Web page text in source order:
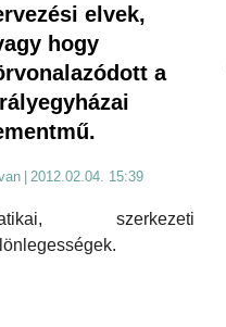
elvek,
hogy
a
2012.02.04. 15:39
szerkezeti